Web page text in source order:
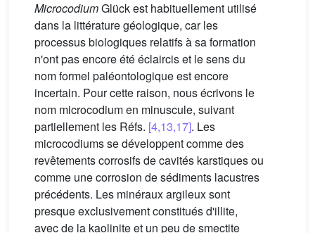
MicrocodiumGlück est habituellement utilisé
dans la littérature géologique, car les
processus biologiques relatifs à sa formation
n'ont pas encore été éclaircis et le sens du
nom formel paléontologique est encore
incertain. Pour cette raison, nous écrivons le
nom microcodium en minuscule, suivant
partiellement les Réfs. [4,13,17]. Les
microcodiums se développent comme des
revêtements corrosifs de cavités karstiques ou
comme une corrosion de sédiments lacustres
précédents. Les minéraux argileux sont
presque exclusivement constitués d'illite,
avec de la kaolinite et un peu de smectite